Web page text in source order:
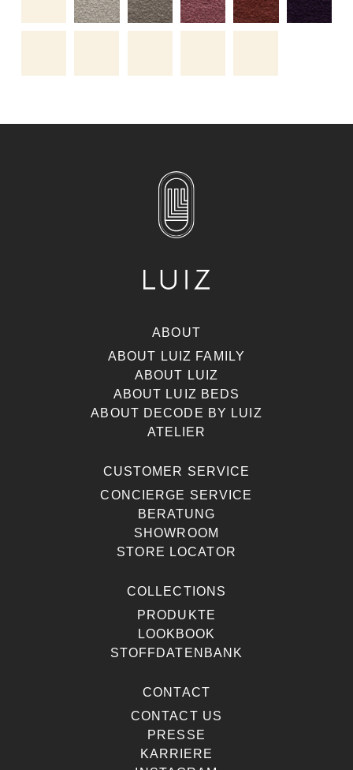
ABOUT
ABOUT LUIZ FAMILY
ABOUT LUIZ
ABOUT LUIZ BEDS
ABOUT DECODE BY LUIZ
ATELIER
CUSTOMER SERVICE
CONCIERGE SERVICE
BERATUNG
SHOWROOM
STORE LOCATOR
COLLECTIONS
PRODUKTE
LOOKBOOK
STOFFDATENBANK
CONTACT
CONTACT US
PRESSE
KARRIERE